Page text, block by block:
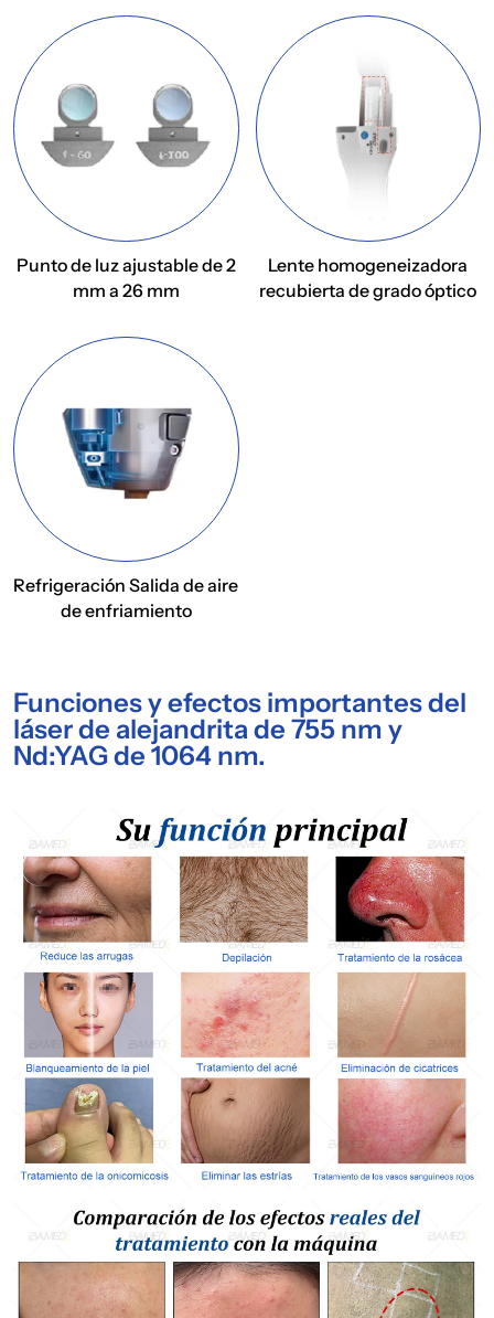
Punto de luz ajustable de 2
mm a 26 mm
Lente homogeneizadora
recubierta de grado óptico
Refrigeración Salida de aire
de enfriamiento
Funciones y efectos importantes del
láser de alejandrita de 755 nm y
Nd:YAG de 1064 nm.